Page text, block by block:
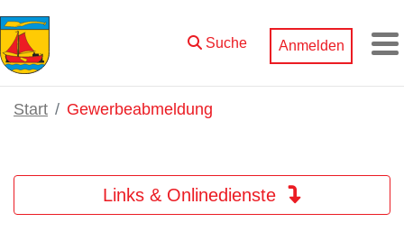
Zum Hauptinhalt springen
Suche
Anmelden
Start Gewerbeabmeldung
Links & Onlinedienste